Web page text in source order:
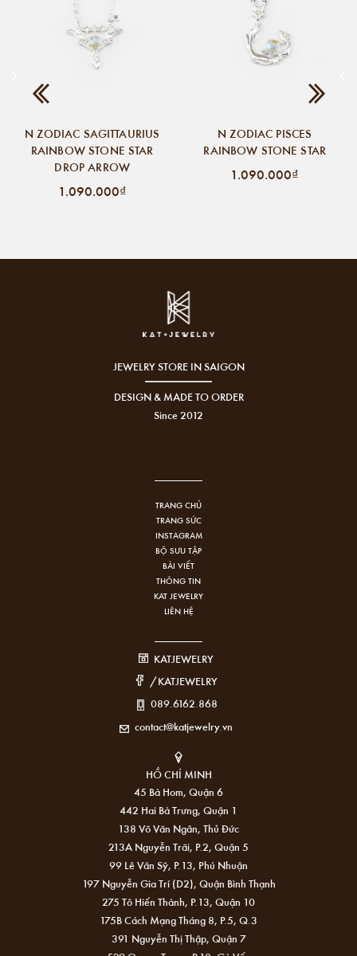
N ZODIAC SAGITTAURIUS
RAINBOW STONE STAR
DROP ARROW
1.090.000₫
N ZODIAC PISCES
RAINBOW STONE STAR
1.090.000₫
JEWELRY STORE IN SAIGON
DESIGN & MADE TO ORDER
Since 2012
TRANG CHỦ
TRANG SỨC
INSTAGRAM
BỘ SƯU TẬP
BÀI VIẾT
THÔNG TIN
KAT JEWELRY
LIÊN HỆ
KATJEWELRY
/KATJEWELRY
089.6162.868
contact@katjewelry.vn
HỒ CHÍ MINH
45 Bà Hom, Quận 6
442 Hai Bà Trưng, Quận 1
138 Võ Văn Ngân, Thủ Đức
213A Nguyễn Trãi, P.2, Quận 5
99 Lê Văn Sỹ, P.13, Phú Nhuận
197 Nguyễn Gia Trí (D2), Quận Bình Thạnh
275 Tô Hiến Thành, P.13, Quận 10
175B Cách Mạng Tháng 8, P.5, Q.3
391 Nguyễn Thị Thập, Quận 7